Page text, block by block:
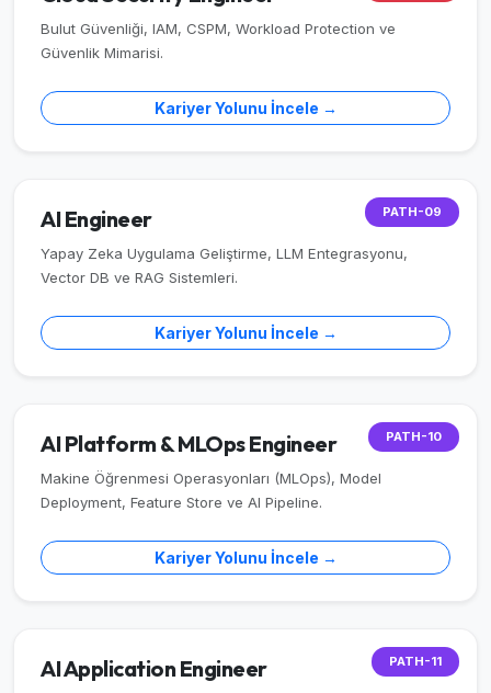
Bulut Güvenliği, IAM, CSPM, Workload Protection ve
Güvenlik Mimarisi.
Kariyer Yolunu İncele →
PATH-09
AI Engineer
Yapay Zeka Uygulama Geliştirme, LLM Entegrasyonu,
Vector DB ve RAG Sistemleri.
Kariyer Yolunu İncele →
PATH-10
AI Platform & MLOps Engineer
Makine Öğrenmesi Operasyonları (MLOps), Model
Deployment, Feature Store ve AI Pipeline.
Kariyer Yolunu İncele →
PATH-11
AI Application Engineer